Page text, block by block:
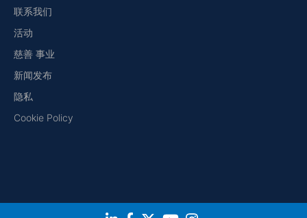
联系我们
活动
慈善 事业
新闻发布
隐私
Cookie Policy